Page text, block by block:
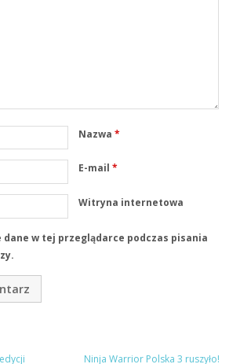
Nazwa*
E-mail*
Witryna internetowa
w tej przeglądarce podczas pisania
Ninja Warrior Polska 3 ruszyło!